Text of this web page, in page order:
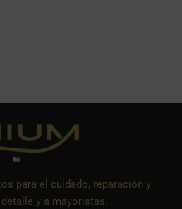
para el cuidado, reparación y
y a mayoristas.